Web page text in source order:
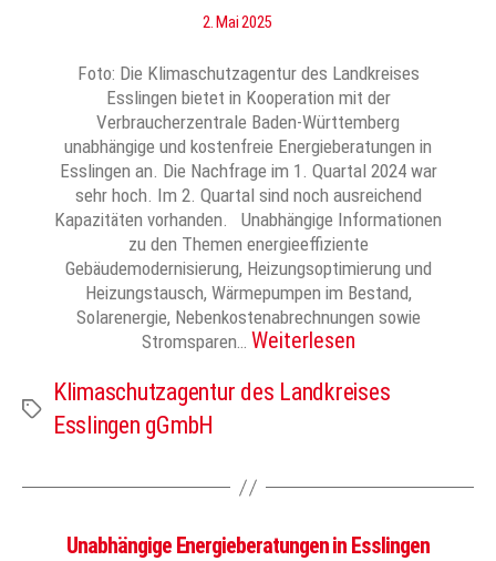
2. Mai 2025
Foto: Die Klimaschutzagentur des Landkreises
Esslingen bietet in Kooperation mit der
Verbraucherzentrale Baden-Württemberg
unabhängige und kostenfreie Energieberatungen in
Esslingen an. Die Nachfrage im 1. Quartal 2024 war
sehr hoch. Im 2. Quartal sind noch ausreichend
Kapazitäten vorhanden. Unabhängige Informationen
zu den Themen energieeffiziente
Gebäudemodernisierung, Heizungsoptimierung und
Heizungstausch, Wärmepumpen im Bestand,
Solarenergie, Nebenkostenabrechnungen sowie
Stromsparen… Weiterlesen
Schlagwörter
Klimaschutzagentur des Landkreises
Esslingen gGmbH
Unabhängige Energieberatungen in Esslingen